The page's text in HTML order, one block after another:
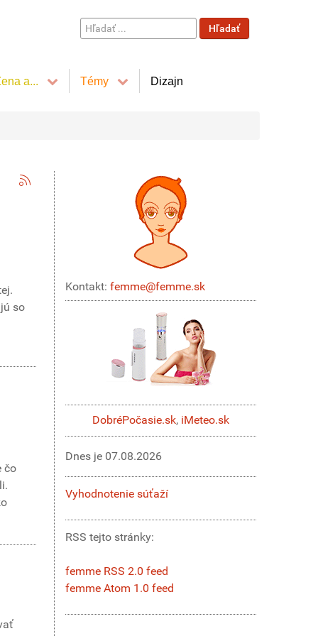
Hľadať
...
Hľadať
a... Témy Dizajn
so
čo
Kontakt: femme@femme.sk
DobréPočasie.sk, iMeteo.sk
Dnes je 07.08.2026
Vyhodnotenie súťaží
RSS tejto stránky:
femme RSS 2.0 feed
femme Atom 1.0 feed